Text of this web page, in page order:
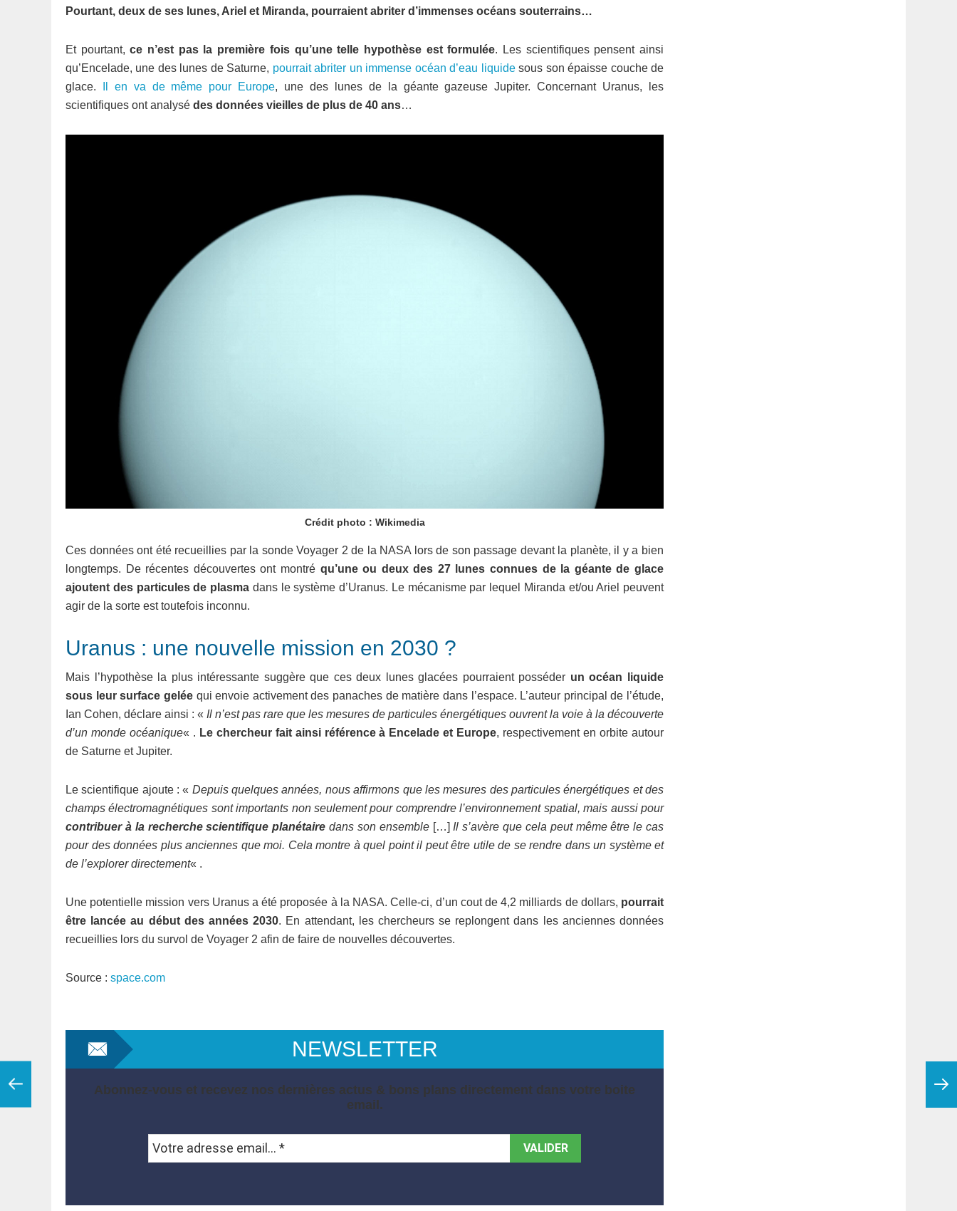
Pourtant, deux de ses lunes, Ariel et Miranda, pourraient abriter d’immenses océans souterrains…
Et pourtant, ce n’est pas la première fois qu’une telle hypothèse est formulée. Les scientifiques pensent ainsi
qu’Encelade, une des lunes de Saturne, pourrait abriter un immense océan d’eau liquidesous son épaisse couche de
glace.
Il en va de même pour Europe, une des lunes de la géante gazeuse Jupiter. Concernant Uranus, les
scientifiques ont analysé des données vieilles de plus de 40 ans…
Crédit photo : Wikimedia
Ces données ont été recueillies par la sonde Voyager 2 de la NASA lors de son passage devant la planète, il y a bien
longtemps. De récentes découvertes ont montré qu’une ou deux des 27 lunes connues de la géante de glace
ajoutent des particules de plasma dans le système d’Uranus. Le mécanisme par lequel Miranda et/ou Ariel peuvent
agir de la sorte est toutefois inconnu.
Uranus : une nouvelle mission en 2030 ?
Mais l’hypothèse la plus intéressante suggère que ces deux lunes glacées pourraient posséder un océan liquide
sous leur surface geléequi envoie activement des panaches de matière dans l’espace. L’auteur principal de l’étude,
Ian Cohen, déclare ainsi : « Il n’est pas rare que les mesures de particules énergétiques ouvrent la voie à la découverte
d’un monde océanique« . Le chercheur fait ainsi référence à Encelade et Europe, respectivement en orbite autour
de Saturne et Jupiter.
Le scientifique ajoute : « Depuis quelques années, nous affirmons que les mesures des particules énergétiques et des
champs électromagnétiques sont importants non seulement pour comprendre l’environnement spatial, mais aussi pour
contribuer à la recherche scientifique planétaire dans son ensemble[…] Il s’avère que cela peut même être le cas
pour des données plus anciennes que moi. Cela montre à quel point il peut être utile de se rendre dans un système et
de l’explorer directement« .
Une potentielle mission vers Uranus a été proposée à la NASA. Celle-ci, d’un cout de 4,2 milliards de dollars, pourrait
être lancée au début des années 2030. En attendant, les chercheurs se replongent dans les anciennes données
recueillies lors du survol de Voyager 2 afin de faire de nouvelles découvertes.
Source : space.com
NEWSLETTER
Abonnez-vous et recevez nos dernières actus & bons plans directement dans votre boite
email.